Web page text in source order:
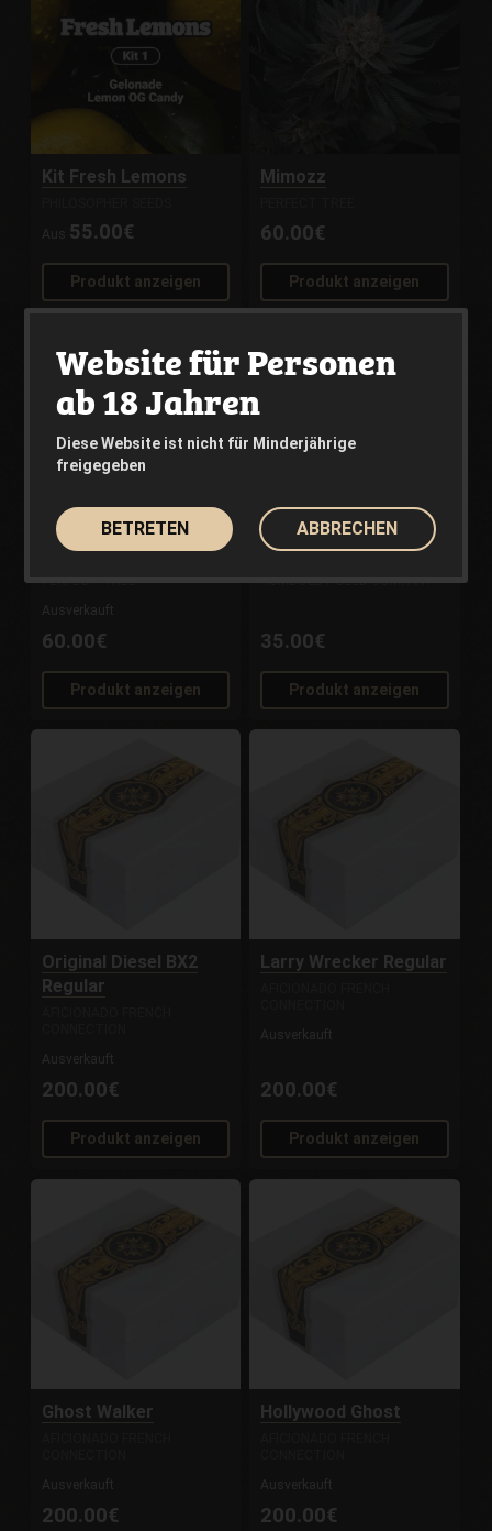
Kit Fresh Lemons
Aus 55.00€
Produkt anzeigen
Mimozz
60.00€
Produkt anzeigen
Coconut Chalice
PERFECT TREE
Ausverkauft
60.00€
Produkt anzeigen
Orange Creampop
HUMBOLDT SEED COMPANY
35.00€
Produkt anzeigen
Original Diesel BX2
Regular
Ausverkauft
200.00€
Produkt anzeigen
Larry Wrecker Regular
Ausverkauft
200.00€
Produkt anzeigen
Ghost Walker
Ausverkauft
200.00€
Hollywood Ghost
Ausverkauft
200.00€
Website für Personen
ab 18 Jahren
Diese Website ist nicht für Minderjährige
freigegeben
BETRETEN ABBRECHEN